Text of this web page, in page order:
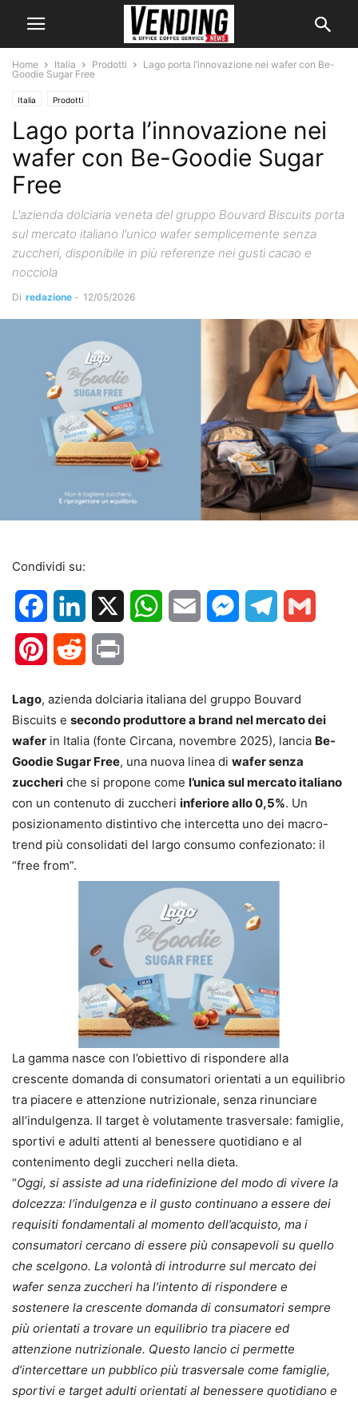
Home Italia Prodotti
Lago porta l’innovazione nei wafer con Be-
Goodie Sugar Free
Italia Prodotti
Lago porta l’innovazione nei
wafer con Be-Goodie Sugar
Free
L'azienda dolciaria veneta del gruppo Bouvard Biscuits porta
sul mercato italiano l'unico wafer semplicemente senza
zuccheri, disponibile in più referenze nei gusti cacao e
nocciola
Di redazione - 12/05/2026
Condividi su:
FacebookLinkedIn WhatsApp
Email MessengerTelegram
PinterestReddit
Lago, azienda dolciaria italiana del gruppo Bouvard
Biscuits e secondo produttore a brand nel mercato dei
wafer in Italia (fonte Circana, novembre 2025), lancia Be-
Goodie Sugar Free, una nuova linea di wafer senza
zuccheri che si propone come l’unica sul mercato italiano
con un contenuto di zuccheri inferiore allo 0,5%. Un
posizionamento distintivo che intercetta uno dei macro-
trend più consolidati del largo consumo confezionato: il
“free from”.
La gamma nasce con l’obiettivo di rispondere alla
crescente domanda di consumatori orientati a un equilibrio
tra piacere e attenzione nutrizionale, senza rinunciare
all’indulgenza. Il target è volutamente trasversale: famiglie,
sportivi e adulti attenti al benessere quotidiano e al
contenimento degli zuccheri nella dieta.
“Oggi, si assiste ad una ridefinizione del modo di vivere la
dolcezza: l’indulgenza e il gusto continuano a essere dei
requisiti fondamentali al momento dell’acquisto, ma i
consumatori cercano di essere più consapevoli su quello
che scelgono. La volontà di introdurre sul mercato dei
wafer senza zuccheri ha l’intento di rispondere e
sostenere la crescente domanda di consumatori sempre
più orientati a trovare un equilibrio tra piacere ed
attenzione nutrizionale. Questo lancio ci permette
d’intercettare un pubblico più trasversale come famiglie,
sportivi e target adulti orientati al benessere quotidiano e